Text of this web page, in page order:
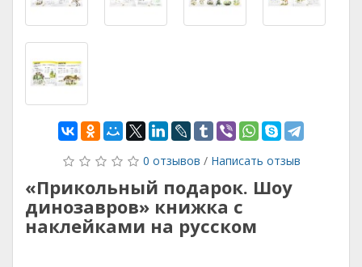
0 отзывов / Написать отзыв
«Прикольный подарок. Шоу
динозавров» книжка с
наклейками на русском